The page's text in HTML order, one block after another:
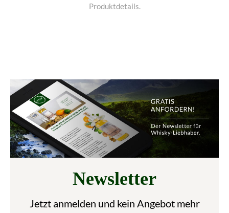
Produktdetails.
Newsletter
Jetzt anmelden und kein Angebot mehr